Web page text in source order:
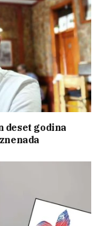
deset godina